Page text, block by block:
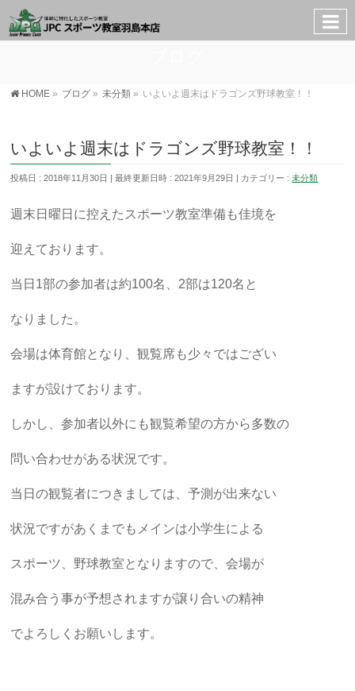
HOME » ブログ » 未分類 » いよいよ週末はドラゴンズ野球教室！！
いよいよ週末はドラゴンズ野球教室！！
投稿日 : 2018年11月30日 最終更新日時 : 2021年9月29日 カテゴリー :未分類
週末日曜日に控えたスポーツ教室準備も佳境を
迎えております。
当日1部の参加者は約100名、2部は120名と
なりました。
会場は体育館となり、観覧席も少々ではござい
ますが設けております。
しかし、参加者以外にも観覧希望の方から多数の
問い合わせがある状況です。
当日の観覧者につきましては、予測が出来ない
状況ですがあくまでもメインは小学生による
スポーツ、野球教室となりますので、会場が
混み合う事が予想されますが譲り合いの精神
でよろしくお願いします。